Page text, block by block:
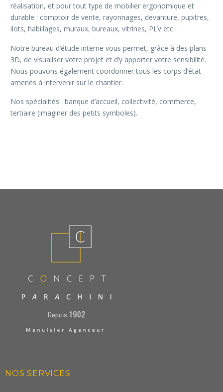
réalisation, et pour tout type de mobilier ergonomique et
durable : comptoir de vente, rayonnages, devanture, pupitres,
ilots, habillages, muraux, bureaux, vitrines, PLV etc…
Notre bureau d’étude interne vous permet, grâce à des plans
3D, de visualiser votre projet et d’y apporter votre sensibilité.
Nous pouvons également coordonner tous les corps d’état
amenés à intervenir sur le chantier.
Nos spécialités : banque d’accueil, collectivité, commerce,
tertiaire (imaginer des petits symboles).
NOS SERVICES